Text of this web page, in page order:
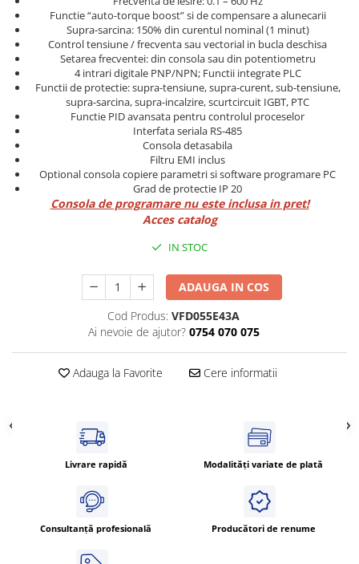
Cleme 4mm
Cleme 6mm
Intrerupator general
Functie “auto-torque boost” si de compensare a alunecarii
Supra-sarcina: 150% din curentul nominal (1 minut)
Control tensiune / frecventa sau vectorial in bucla deschisa
Setarea frecventei: din consola sau din potentiometru
4 intrari digitale PNP/NPN; Functii integrate PLC
Functii de protectie: supra-tensiune, supra-curent, sub-tensiune,
supra-sarcina, supra-incalzire, scurtcircuit IGBT, PTC
Functie PID avansata pentru controlul proceselor
Interfata seriala RS-485
Consola detasabila
Filtru EMI inclus
Optional consola copiere parametri si software programare PC
Grad de protectie IP 20
Consola de programare nu este inclusa in pret!
Acces catalog
IN STOC
ADAUGA IN COS
Cod Produs: VFD055E43A
Ai nevoie de ajutor? 0754 070 075
Adauga la Favorite Cere informatii
Livrare rapidă Modalități variate de plată
Consultanță profesională Producători de renume